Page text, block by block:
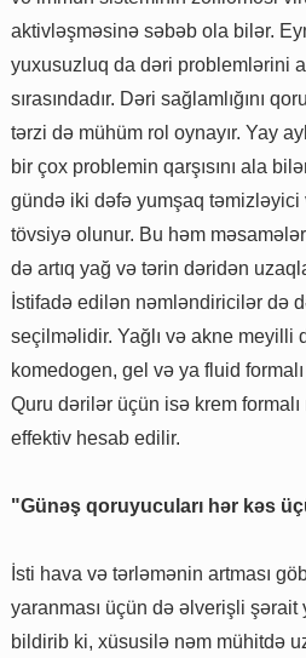
aktivləşməsinə səbəb ola bilər.
yuxusuzluq da dəri problemlərini
sırasındadır. Dəri sağlamlığını
tərzi də mühüm rol oynayır. Yay
bir çox problemin qarşısını ala
gündə iki dəfə yumşaq təmizləyici
tövsiyə olunur. Bu həm
də artıq yağ və tərin dəridən
İstifadə edilən nəmləndiricilər də
seçilməlidir. Yağlı və akne meyilli
komedogen, gel və ya fluid
Quru dərilər üçün isə krem
effektiv hesab edilir.
"Günəş qoruyucuları hər kəs
İsti hava və tərləmənin artması
yaranması üçün də əlverişli şərait
bildirib ki, xüsusilə nəm mühitdə